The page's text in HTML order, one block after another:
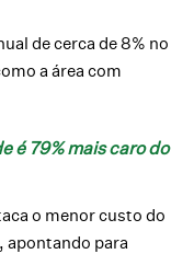
de cerca de 8% no
a área com
é 79% mais caro do
o menor custo do
apontando para